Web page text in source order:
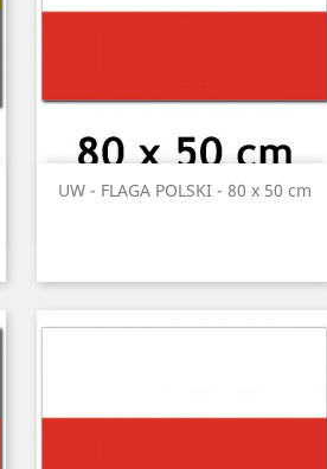
UW - FLAGA POLSKI - 80 x 50 cm
Szybki podgląd